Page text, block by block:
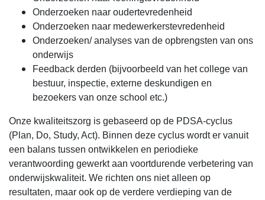
Onderzoeken naar oudertevredenheid
Onderzoeken naar medewerkerstevredenheid
Onderzoeken/ analyses van de opbrengsten van ons
onderwijs
Feedback derden (bijvoorbeeld van het college van
bestuur, inspectie, externe deskundigen en
bezoekers van onze school etc.)
Onze kwaliteitszorg is gebaseerd op de PDSA-cyclus
(Plan, Do, Study, Act). Binnen deze cyclus wordt er vanuit
een balans tussen ontwikkelen en periodieke
verantwoording gewerkt aan voortdurende verbetering van
onderwijskwaliteit. We richten ons niet alleen op
resultaten, maar ook op de verdere verdieping van de